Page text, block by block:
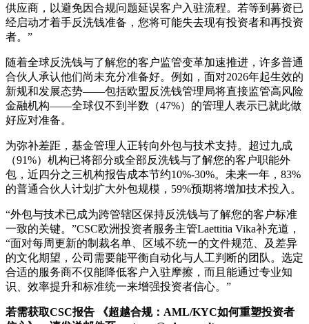
供应商，以避免因合规问题延误客户入驻流程。若等到募资已
经启动才着手反洗钱准备，您将可能失去现有投资者和再投资
者。”
随着全球反洗钱与了解您的客户监管变革加速推进，许多普通
合伙人承认他们尚未充分准备好。例如，面对2026年起生效的
新规和发展态势——包括欧盟反洗钱管理局将直接监管高风险
金融机构——全球仅不到半数（47%）的管理人表示已就此做
好应对准备。
为弥补差距，基金管理人正转向外包与技术支持。超过九成
（91%）机构已将部分或全部反洗钱与了解您的客户职能外
包，近四分之三机构报告成本节约10%-30%。未来一年，83%
的普通合伙人计划扩大外包规模，59%预期将增加技术投入。
“外包与技术已成为跨管辖区保持反洗钱与了解您的客户标准
一致的关键。”CSC欧洲投资者服务主管Laettitia Vika补充道，
“面对每周更新的制裁名单、区域不统一的文件规范、及差异
的文化期望，公司需要能平衡自动化与人工判断的团队。选定
合适的服务商不仅能降低客户入驻摩擦，而且能通过专业知
识、效率提升和标准统一来增强投资者信心。”
若需获取CSC报告
《超越合规：AML/KYC如何重塑投资者